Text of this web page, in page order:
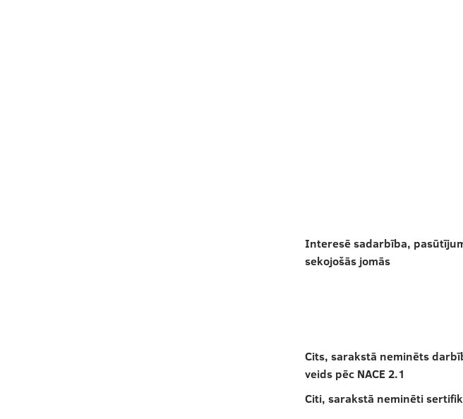
Interesē sadarbība,
sekojošās jomās
Cits, sarakstā neminēts
veids pēc NACE 2.1
Citi, sarakstā neminēti